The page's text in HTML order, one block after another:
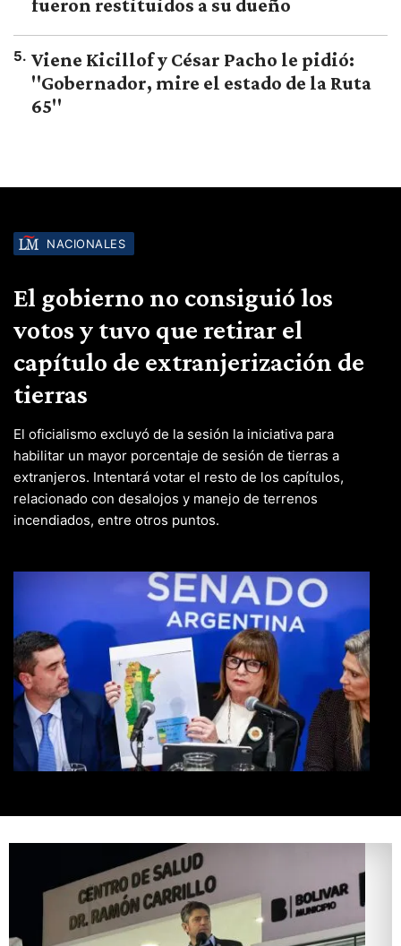
fueron restituidos a su dueño
5. Viene Kicillof y César Pacho le pidió:
"Gobernador, mire el estado de la Ruta
65"
NACIONALES
El gobierno no consiguió los
votos y tuvo que retirar el
capítulo de extranjerización de
tierras
El oficialismo excluyó de la sesión la iniciativa para
habilitar un mayor porcentaje de sesión de tierras a
extranjeros. Intentará votar el resto de los capítulos,
relacionado con desalojos y manejo de terrenos
incendiados, entre otros puntos.